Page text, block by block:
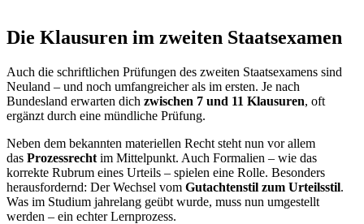
Die Klausuren im zweiten Staatsexamen
Auch die schriftlichen Prüfungen des zweiten Staatsexamens sind
Neuland – und noch umfangreicher als im ersten. Je nach
Bundesland erwarten dich zwischen 7 und 11 Klausuren, oft
ergänzt durch eine mündliche Prüfung.
Neben dem bekannten materiellen Recht steht nun vor allem
das Prozessrecht im Mittelpunkt. Auch Formalien – wie das
korrekte Rubrum eines Urteils – spielen eine Rolle. Besonders
herausfordernd: Der Wechsel vom Gutachtenstil zum Urteilsstil.
Was im Studium jahrelang geübt wurde, muss nun umgestellt
werden – ein echter Lernprozess.